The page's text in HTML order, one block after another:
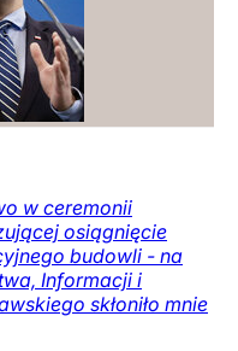
w ceremonii
osiągnięcie
budowli - na
Informacji i
skłoniło mnie